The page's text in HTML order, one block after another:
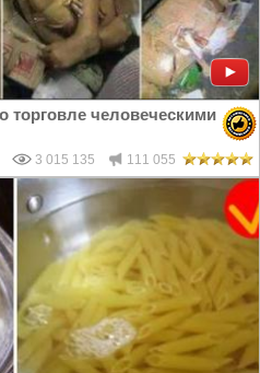
торговле человеческими
3 015 135 111 055